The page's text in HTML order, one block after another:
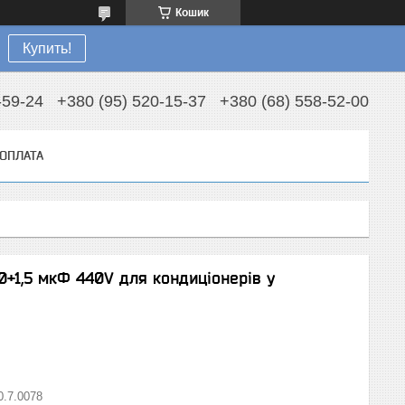
Кошик
Купить!
24 +380 (95) 520-15-37 +380 (68) 558-52-00
мкФ 440V для кондиціонерів у